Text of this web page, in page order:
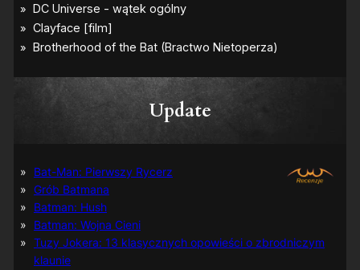
Update
Bat-Man: Pierwszy Rycerz
Grób Batmana
Batman: Hush
Batman: Wojna Cieni
Tuzy Jokera: 13 klasycznych opowieści o zbrodniczym
klaunie